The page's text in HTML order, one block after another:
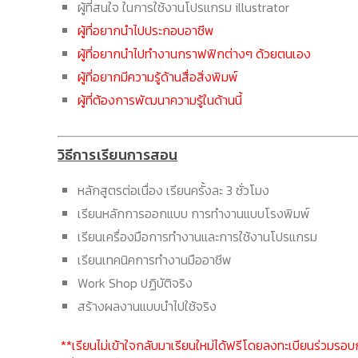
ผู้ที่สนใจ ในการใช้งานโปรแกรม illustrator
ผู้ที่อยากนำไปประกอบอาชีพ
ผู้ที่อยากนำไปทำงานกราฟฟิกต่างๆ ด้วยตนเอง
ผู้ที่อยากมีความรู้ด้านสื่อสิ่งพิมพ์
ผู้ที่ต้องการพัฒนาความรู้ในด้านนี้
วิธีการเรียนการสอน
หลักสูตรต่อเนื่อง เรียนครั้งละ 3 ชั่วโมง
เรียนหลักการออกแบบ การทำงานแบบโรงพิมพ์
เรียนเครื่องมือการทำงานและการใช้งานโปรแกรม
เรียนเทคนิคการทำงานมืออาชีพ
Work Shop ปฏิบัติจริง
สร้างผลงานแบบนำไปใช้จริง
**เรียนไม่เข้าใจกลับมาเรียนใหม่ได้ฟรีโดยลงทะเบียนร่วมรอ